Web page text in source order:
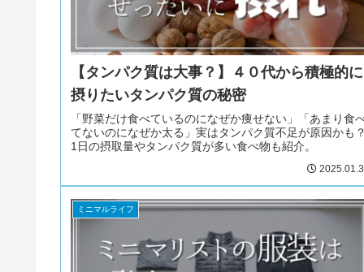
【タンパク質は大事？】４０代から積極的に
摂りたいタンパク質の秘密
「野菜だけ食べているのになぜか痩せない」「あまり食
てないのになぜか太る」実はタンパク質不足が原因かも？
1日の摂取量やタンパク質が多い食べ物も紹介。
ミニマルライフ